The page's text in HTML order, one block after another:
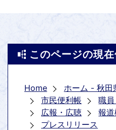
このページの現
Home
ホーム - 秋田
市民便利帳
職
広報・広聴
報
プレスリリース